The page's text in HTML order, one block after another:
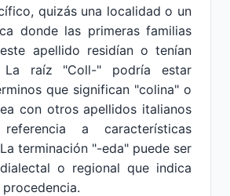
quizás una localidad o un
donde las primeras familias
apellido residían o tenían
La raíz "Coll-" podría estar
que significan "colina" o
con otros apellidos italianos
a características
terminación "-eda" puede ser
o regional que indica